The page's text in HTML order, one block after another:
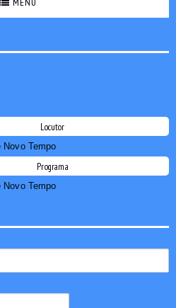
Locutor
Novo Tempo
Programa
Novo Tempo